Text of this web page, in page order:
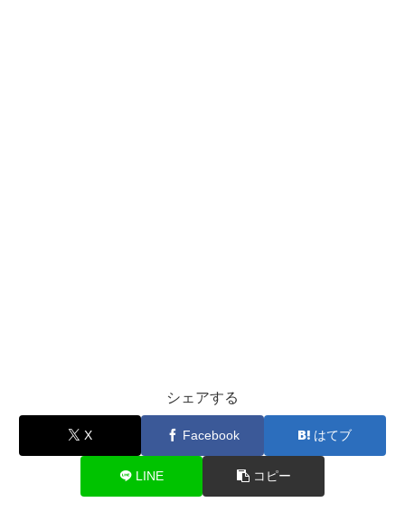
シェアする
X Facebook はてブ
LINE コピー